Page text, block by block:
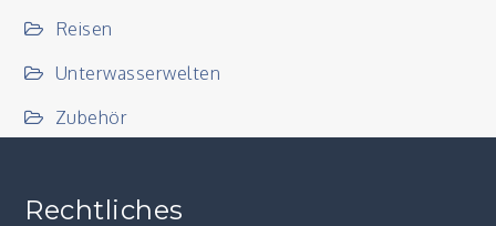
Reisen
Unterwasserwelten
Zubehör
Rechtliches